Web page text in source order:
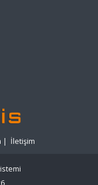
| İletişim